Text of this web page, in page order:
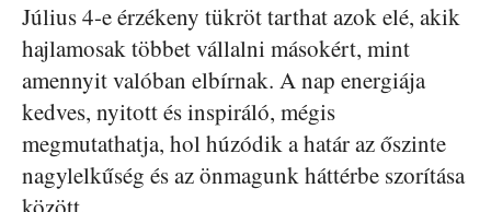
Július 4-e érzékeny tükröt tarthat azok elé, akik
hajlamosak többet vállalni másokért, mint
amennyit valóban elbírnak. A nap energiája
kedves, nyitott és inspiráló, mégis
megmutathatja, hol húzódik a határ az őszinte
nagylelkűség és az önmagunk háttérbe szorítása